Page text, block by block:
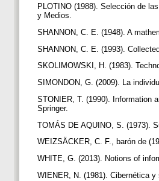
PLOTINO (1988). Selección de
y Medios.
SHANNON, C. E. (1948). A
SHANNON, C. E. (1993).
SKOLIMOWSKI, H. (1983).
SIMONDON, G. (2009). La
STONIER, T. (1990). Information
Springer.
TOMÁS DE AQUINO, S. (1973).
WEIZSÄCKER, C. F., barón de
WHITE, G. (2013). Notions of
WIENER, N. (1981). Cibernética